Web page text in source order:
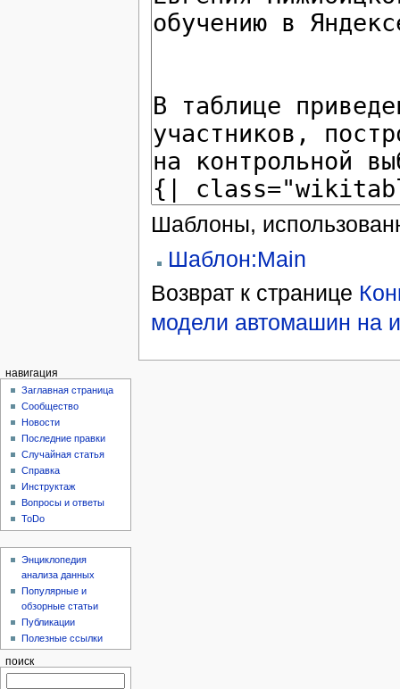
Шаблоны,
Шаблон:Main
Возврат к странице
модели автомашин на
навигация
Заглавная страница
Сообщество
Новости
Последние правки
Случайная статья
Справка
Инструктаж
Вопросы и ответы
ToDo
Энциклопедия
анализа данных
Популярные и
обзорные статьи
Публикации
Полезные ссылки
поиск